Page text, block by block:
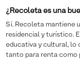
¿Recoleta es una
Sí. Recoleta mantiene
residencial y turístico.
educativa y cultural, lo
tanto para renta como